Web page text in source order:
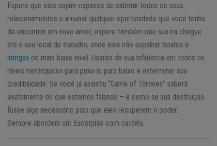
Espere que eles sejam capazes de sabotar todos os seus
relacionamentos e arruinar qualquer oportunidade que você tenha
de encontrar um novo amor; espere também que sua ira chegue
até o seu local de trabalho, onde eles irão espalhar boatos e
intrigas do mais baixo nível. Usarão de sua influência em todos os
níveis hierárquicos para puxa-lo para baixo e exterminar sua
credibilidade. Se você já assistiu “Game of Thrones” saberá
exatamente do que estamos falando – é como se sua destruição
fosse algo necessário para que eles recuperem o poder.
Sempre abordem um Escorpião com cautela.